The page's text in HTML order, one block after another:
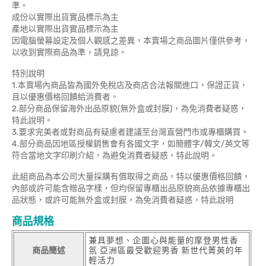
準。
成份以實際出貨實品標示為主
產地以實際出貨實品標示為主
因電腦螢幕設定及個人觀感之差異，本賣場之商品圖片僅供參考，
以收到實際商品為準，請見諒。
特別說明
1.本賣場內商品皆為國外免稅店及商店合法報關進口，保證正貨，
且以優惠價格回饋給消費者。
2.部分商品保留海外出品原貌(無外盒或封膜)，為免消費者疑惑，
特此說明。
3.要求完美者或對商品有疑慮者建議至台灣直營門市或專櫃購買。
4.部分商品因地區授權銷售會有各國文字，如簡體字/韓文/英文等
符合當地文字印刷介紹，為避免消費者疑惑，特此說明。
此組商品為本公司大量採購有償取得之商品，特以優惠價格回饋，
內部或許可能含贈品字樣，但均保留專櫃出品原貌商品依據專櫃出
品狀態，或許可能無外盒或封膜，為免消費者疑惑，特此說明
商品規格
商品簡述
兼具夢想、企圖心與能量的摩登男性香
氛 亞洲區最受歡迎男香 新世代菁英的年
輕活力